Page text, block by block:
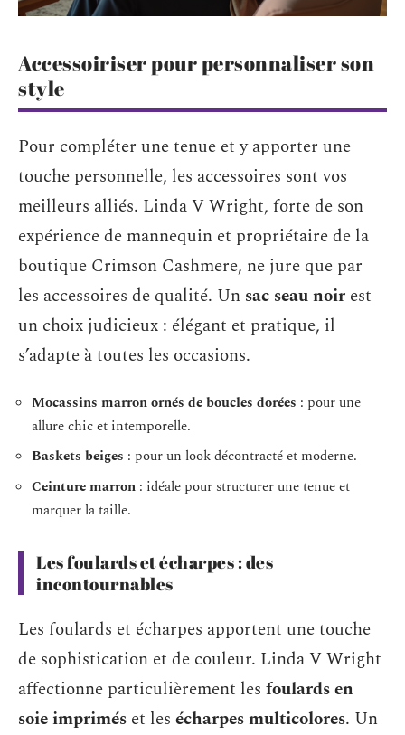
Accessoiriser pour personnaliser son
style
Pour compléter une tenue et y apporter une
touche personnelle, les accessoires sont vos
meilleurs alliés. Linda V Wright, forte de son
expérience de mannequin et propriétaire de la
boutique Crimson Cashmere, ne jure que par
les accessoires de qualité. Un sac seau noir est
un choix judicieux : élégant et pratique, il
s’adapte à toutes les occasions.
Mocassins marron ornés de boucles dorées : pour une
allure chic et intemporelle.
Baskets beiges : pour un look décontracté et moderne.
Ceinture marron : idéale pour structurer une tenue et
marquer la taille.
Les foulards et écharpes : des
incontournables
Les foulards et écharpes apportent une touche
de sophistication et de couleur. Linda V Wright
affectionne particulièrement les foulards en
soie imprimés et les écharpes multicolores. Un